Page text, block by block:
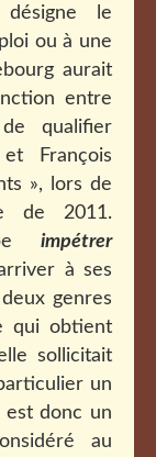
le
ou à une
aurait
entre
qualifier
François
», lors de
de 2011.
impétrer
à ses
genres
qui obtient
sollicitait
un
est donc un
au